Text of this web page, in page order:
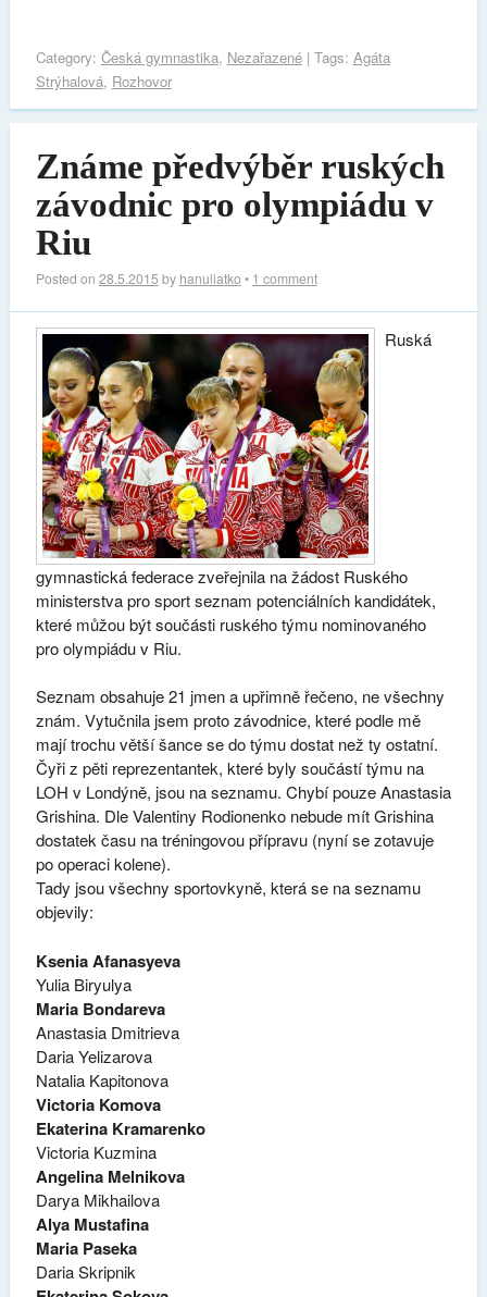
Category: Česká gymnastika, Nezařazené| Tags: Agáta
Strýhalová, Rozhovor
Známe předvýběr ruských
závodnic pro olympiádu v
Riu
Posted on 28.5.2015 by hanuliatko • 1 comment
Ruská
gymnastická federace zveřejnila na žádost Ruského
ministerstva pro sport seznam potenciálních kandidátek,
které můžou být součásti ruského týmu nominovaného
pro olympiádu v Riu.
Seznam obsahuje 21 jmen a upřimně řečeno, ne všechny
znám. Vytučnila jsem proto závodnice, které podle mě
mají trochu větší šance se do týmu dostat než ty ostatní.
Čyři z pěti reprezentantek, které byly součástí týmu na
LOH v Londýně, jsou na seznamu. Chybí pouze Anastasia
Grishina. Dle Valentiny Rodionenko nebude mít Grishina
dostatek času na tréningovou přípravu (nyní se zotavuje
po operaci kolene).
Tady jsou všechny sportovkyně, která se na seznamu
objevily:
Ksenia Afanasyeva
Yulia Biryulya
Maria Bondareva
Anastasia Dmitrieva
Daria Yelizarova
Natalia Kapitonova
Victoria Komova
Ekaterina Kramarenko
Victoria Kuzmina
Angelina Melnikova
Darya Mikhailova
Alya Mustafina
Maria Paseka
Daria Skripnik